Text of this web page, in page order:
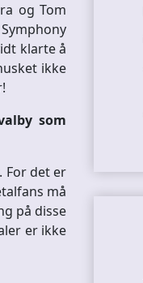
og Tom
klarte å
ikke
som
For det er
må
på disse
er ikke